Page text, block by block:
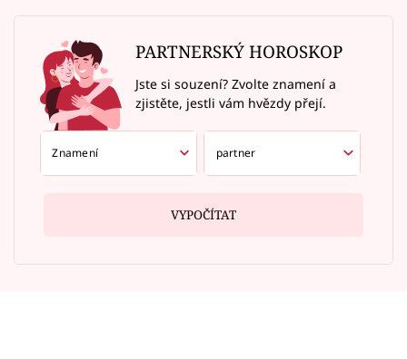
PARTNERSKÝ HOROSKOP
Jste si souzení? Zvolte znamení a
zjistěte, jestli vám hvězdy přejí.
VYPOČÍTAT